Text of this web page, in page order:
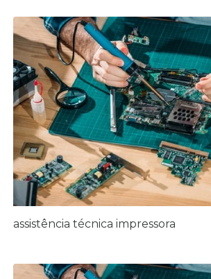
assistência técnica impressora